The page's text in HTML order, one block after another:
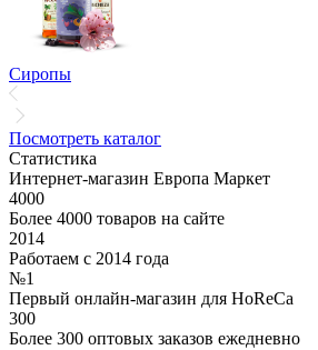
Сиропы
Посмотреть каталог
Статистика
Интернет-магазин Европа Маркет
4000
Более 4000 товаров на сайте
2014
Работаем с 2014 года
№1
Первый онлайн-магазин для HoReCa
300
Более 300 оптовых заказов ежедневно